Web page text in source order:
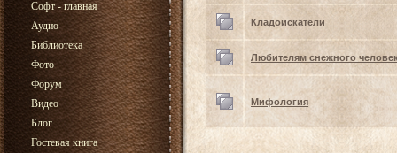
Софт - главная
Аудио
Библиотека
Фото
Форум
Видео
Блог
Гостевая книга
Кладоискатели
Любителям снежного
Мифология